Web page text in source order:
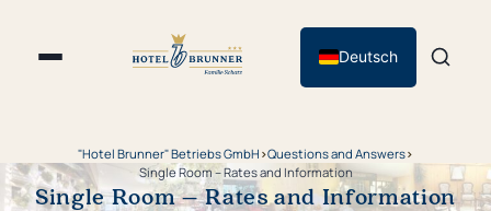
Deutsch
"Hotel Brunner" Betriebs GmbH ›Questions and Answers›
Single Room – Rates and Information
Single Room – Rates and Information